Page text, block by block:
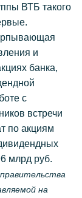
ВТБ такого
и
банка,
с
встречи
по акциям
млрд руб.
на